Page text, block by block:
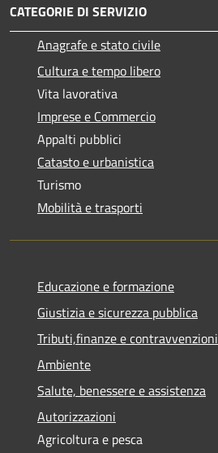
CATEGORIE DI SERVIZIO
Anagrafe e stato civile
Cultura e tempo libero
Vita lavorativa
Imprese e Commercio
Appalti pubblici
Catasto e urbanistica
Turismo
Mobilità e trasporti
Educazione e formazione
Giustizia e sicurezza pubblica
Tributi,finanze e contravvenzioni
Ambiente
Salute, benessere e assistenza
Autorizzazioni
Agricoltura e pesca